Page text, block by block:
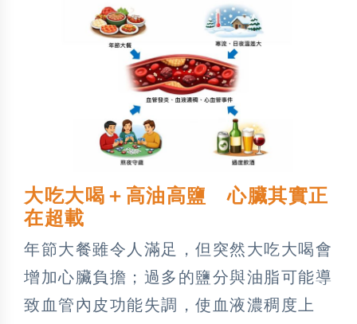
大吃大喝＋高油高鹽 心臟其實正
在超載
年節大餐雖令人滿足，但突然大吃大喝會
增加心臟負擔；過多的鹽分與油脂可能導
致血管內皮功能失調，使血液濃稠度上